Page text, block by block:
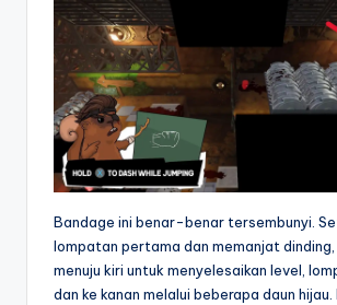
Bandage ini benar-benar tersembunyi.
lompatan pertama dan memanjat
menuju kiri untuk menyelesaikan level,
dan ke kanan melalui beberapa daun hijau.